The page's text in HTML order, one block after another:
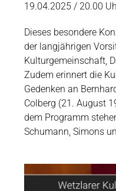
19.04.2025 / 20.00
Dieses besondere
der langjährigen
Kulturgemeinschaft,
Zudem erinnert die
Gedenken an
Colberg (21. August
dem Programm
Schumann, Simons